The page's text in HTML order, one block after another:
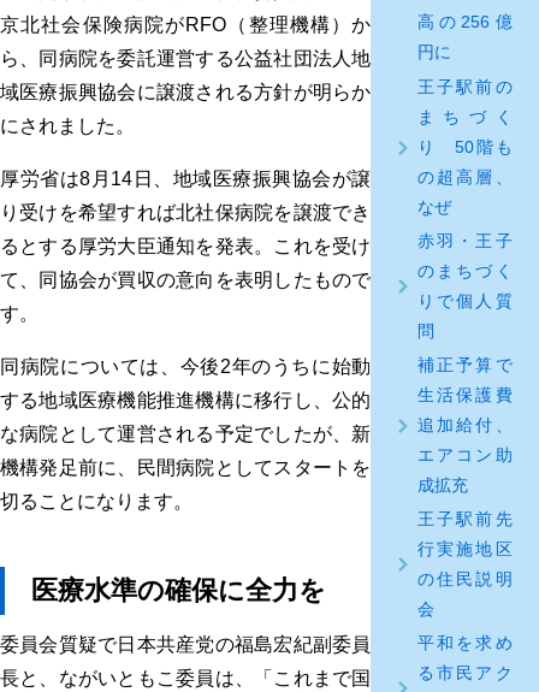
京北社会保険病院がRFO（整理機構）か
ら、同病院を委託運営する公益社団法人地
域医療振興協会に譲渡される方針が明らか
にされました。
厚労省は8月14日、地域医療振興協会が譲
り受けを希望すれば北社保病院を譲渡でき
るとする厚労大臣通知を発表。これを受け
て、同協会が買収の意向を表明したもので
す。
同病院については、今後2年のうちに始動
する地域医療機能推進機構に移行し、公的
な病院として運営される予定でしたが、新
機構発足前に、民間病院としてスタートを
切ることになります。
医療水準の確保に全力を
委員会質疑で日本共産党の福島宏紀副委員
長と、ながいともこ委員は、「これまで国
高の256億
円に
王子駅前の
まちづく
り 50階も
の超高層、
なぜ
赤羽・王子
のまちづく
りで個人質
問
補正予算で
生活保護費
追加給付、
エアコン助
成拡充
王子駅前先
行実施地区
の住民説明
会
平和を求め
る市民アク